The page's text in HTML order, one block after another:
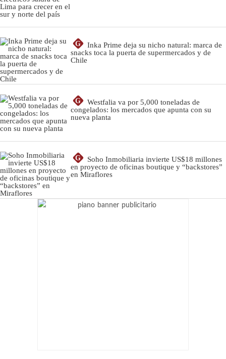
G
Inka Prime deja su nicho natural: marca de
snacks toca la puerta de supermercados y de
Chile
G
Westfalia va por 5,000 toneladas de
congelados: los mercados que apunta con su
nueva planta
G
Soho Inmobiliaria invierte US$18 millones
en proyecto de oficinas boutique y “backstores”
en Miraflores